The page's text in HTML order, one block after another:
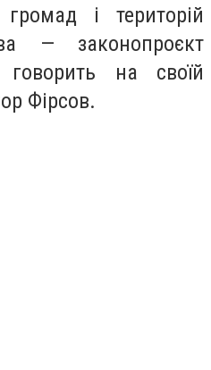
громад і територій
— законопроєкт
на своїй
Фірсов.